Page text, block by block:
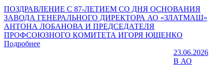
ПОЗДРАВЛЕНИЕ С 87-ЛЕТИЕМ СО ДНЯ ОСНОВАНИЯ
ЗАВОДА ГЕНЕРАЛЬНОГО ДИРЕКТОРА АО «ЗЛАТМАШ»
АНТОНА ЛОБАНОВА И ПРЕДСЕДАТЕЛЯ
ПРОФСОЮЗНОГО КОМИТЕТА ИГОРЯ ЮЩЕНКО
Подробнее
23.06.2026
В АО